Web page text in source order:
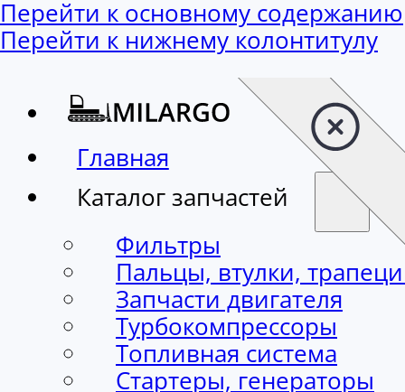
Перейти к основному содержанию
Перейти к нижнему колонтитулу
Главная
Каталог запчастей
Фильтры
Пальцы, втулки,
Запчасти двигателя
Турбокомпрессоры
Топливная система
Стартеры, генераторы